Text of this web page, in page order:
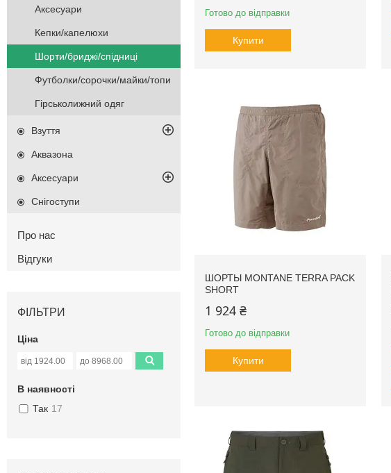
Готово до відправки
Купити
ШОРТЫ MONTANE TERRA PACK
SHORT
1 924 ₴
Готово до відправки
Купити
Аксесуари
Кепки/капелюхи
Шорти/бриджі/спідниці
Футболки/сорочки/майки/топи
Гірськолижний одяг
Взуття
Аквазона
Аксесуари
Снігоступи
Про нас
Відгуки
ФІЛЬТРИ
Ціна
В наявності
Так 17